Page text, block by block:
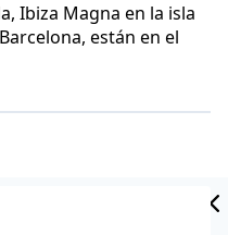
Ibiza Magna en la isla
están en el